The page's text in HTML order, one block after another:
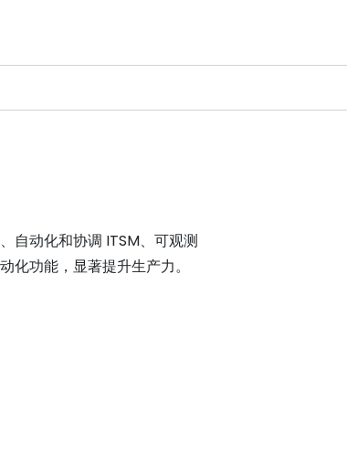
自动化和协调 ITSM、可观测
化功能，显著提升生产力。